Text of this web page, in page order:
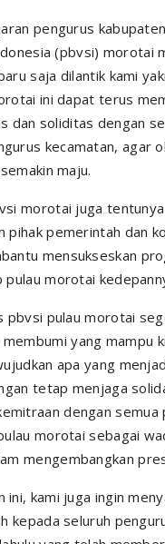
pengurus
(pbvsi) morotai
saja dilantik kami
ini dapat terus
dan soliditas dengan
kecamatan, agar
maju.
morotai juga
pihak pemerintah dan
mensukseskan
morotai
pbvsi pulau morotai
yang mampu
apa yang
tetap menjaga
dengan semua
morotai sebagai
mengembangkan
ini, kami juga ingin
kepada seluruh